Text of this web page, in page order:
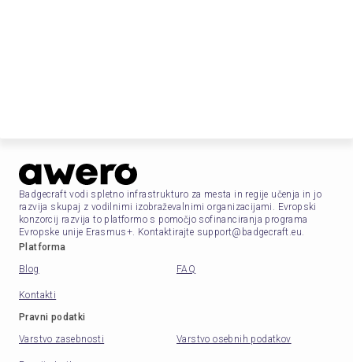
Badgecraft vodi spletno infrastrukturo za mesta in regije učenja in jo
razvija skupaj z vodilnimi izobraževalnimi organizacijami. Evropski
konzorcij razvija to platformo s pomočjo sofinanciranja programa
Evropske unije Erasmus+. Kontaktirajte support@badgecraft.eu.
Platforma
Blog
FAQ
Kontakti
Pravni podatki
Varstvo zasebnosti
Varstvo osebnih podatkov